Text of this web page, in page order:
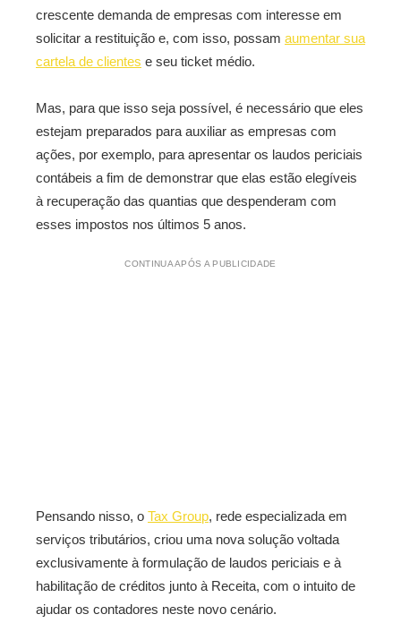
crescente demanda de empresas com interesse em
solicitar a restituição e, com isso, possam aumentar sua
cartela de clientes e seu ticket médio.
Mas, para que isso seja possível, é necessário que eles
estejam preparados para auxiliar as empresas com
ações, por exemplo, para apresentar os laudos periciais
contábeis a fim de demonstrar que elas estão elegíveis
à recuperação das quantias que despenderam com
esses impostos nos últimos 5 anos.
CONTINUA APÓS A PUBLICIDADE
Pensando nisso, o Tax Group, rede especializada em
serviços tributários, criou uma nova solução voltada
exclusivamente à formulação de laudos periciais e à
habilitação de créditos junto à Receita, com o intuito de
ajudar os contadores neste novo cenário.